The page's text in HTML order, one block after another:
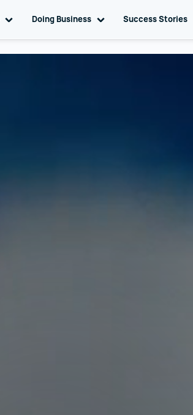
Toggle sub navigation
Doing Business Toggle sub navigation
Success Stories